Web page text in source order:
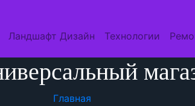
Ландшафт Дизайн Технологии
Главная